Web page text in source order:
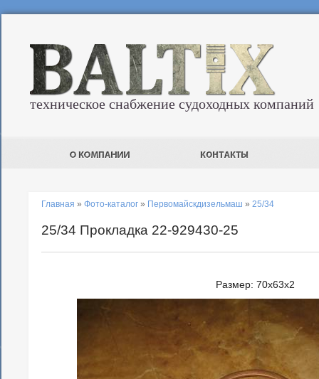
техническое снабжение судоходных компаний
Главная » Фото-каталог » Первомайскдизельмаш » 25/34
25/34 Прокладка 22-929430-25
Размер: 70x63x2